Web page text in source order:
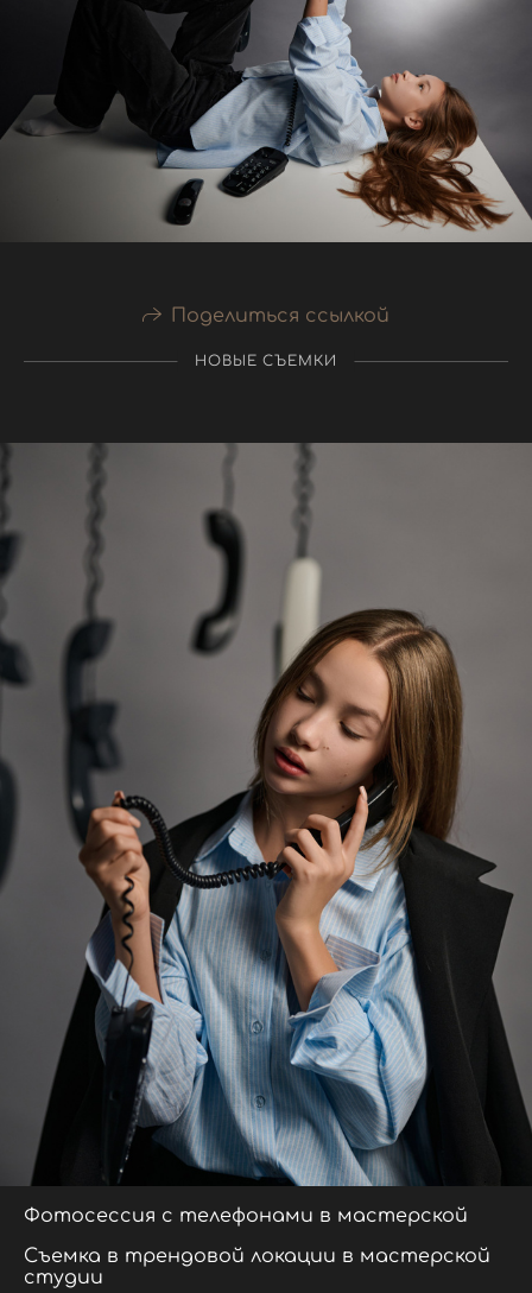
Поделиться ссылкой
НОВЫЕ СЪЕМКИ
Фотосессия с телефонами в мастерской
Съемка в трендовой локации в мастерской
студии